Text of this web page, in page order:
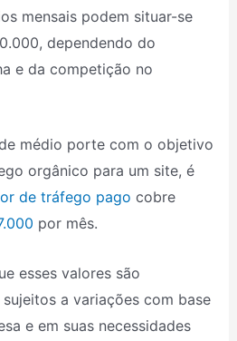
mensais podem situar-se
dependendo do
e da competição no
médio porte com o objetivo
orgânico para um site, é
de tráfego pago cobre
por mês.
esses valores são
a variações com base
e em suas necessidades